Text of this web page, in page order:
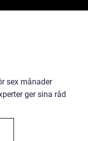
sex månader
ger sina råd